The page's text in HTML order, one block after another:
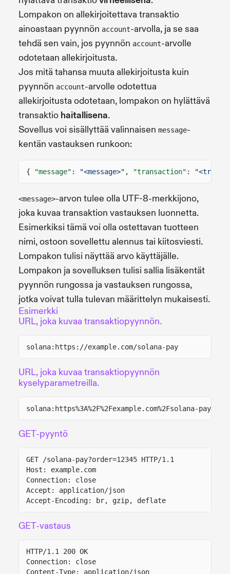
Lompakon on allekirjoitettava transaktio
ainoastaan pyynnön account-arvolla, ja se saa
tehdä sen vain, jos pyynnön account-arvolle
odotetaan allekirjoitusta.
Jos mitä tahansa muuta allekirjoitusta kuin
pyynnön account-arvolle odotettua
allekirjoitusta odotetaan, lompakon on hylättävä
transaktio haitallisena.
Sovellus voi sisällyttää valinnaisen message-
kentän vastauksen runkoon:
{ "message" : "<message>" , "transaction" :
<message>-arvon tulee olla UTF-8-merkkijono,
joka kuvaa transaktion vastauksen luonnetta.
Esimerkiksi tämä voi olla ostettavan tuotteen
nimi, ostoon sovellettu alennus tai kiitosviesti.
Lompakon tulisi näyttää arvo käyttäjälle.
Lompakon ja sovelluksen tulisi sallia lisäkentät
pyynnön rungossa ja vastauksen rungossa,
jotka voivat tulla tulevan määrittelyn mukaisesti.
Esimerkki
URL, joka kuvaa transaktiopyynnön.
solana:https://example.com/solana-pay
URL, joka kuvaa transaktiopyynnön
kyselyparametreilla.
solana:https%3A%2F%2Fexample.com%2Fsolana-
GET-pyyntö
GET /solana-pay?order=12345 HTTP/1.1
Host: example.com
Connection: close
Accept: application/json
Accept-Encoding: br, gzip, deflate
GET-vastaus
HTTP/1.1 200 OK
Connection: close
Content-Type: application/json